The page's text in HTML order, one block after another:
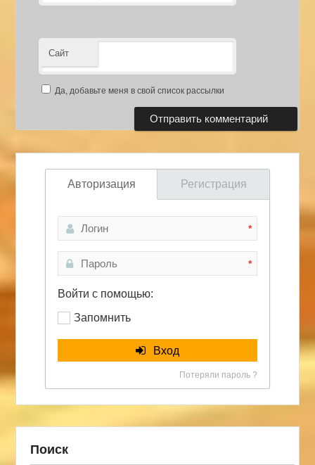
Сайт
Да, добавьте меня в свой список рассылки
Авторизация Регистрация
*
*
Войти с помощью:
Запомнить
Вход
Потеряли пароль ?
Поиск